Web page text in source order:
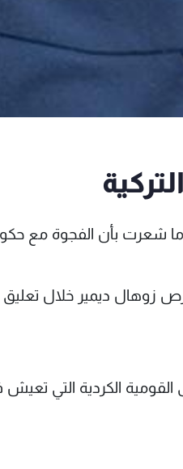
شعرت بأن الفجوة مع
زوهال ديمير خلال
القومية الكردية التي